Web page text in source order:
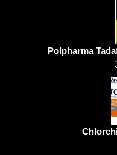
Polpharma